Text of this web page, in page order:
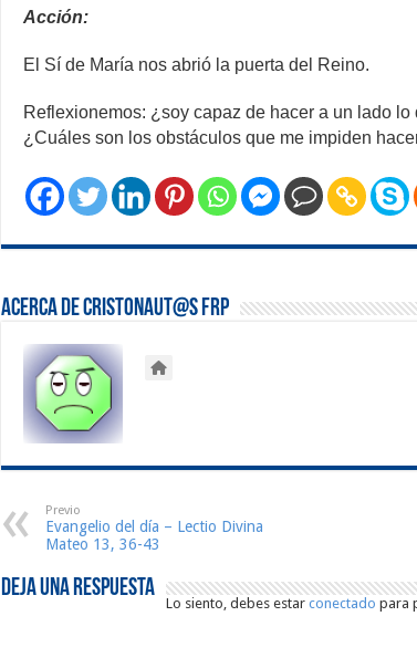
Acción:
El Sí de María nos abrió la puerta del Reino.
Reflexionemos: ¿soy capaz de hacer a un lado
¿Cuáles son los obstáculos que me impiden
Acerca de Cristonaut@s FRP
Previo
Evangelio del día – Lectio Divina
Mateo 13, 36-43
Deja una respuesta
Lo siento, debes estar conectado para